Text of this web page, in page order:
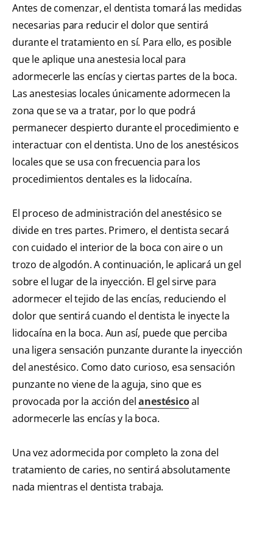
Antes de comenzar, el dentista tomará las medidas
necesarias para reducir el dolor que sentirá
durante el tratamiento en sí. Para ello, es posible
que le aplique una anestesia local para
adormecerle las encías y ciertas partes de la boca.
Las anestesias locales únicamente adormecen la
zona que se va a tratar, por lo que podrá
permanecer despierto durante el procedimiento e
interactuar con el dentista. Uno de los anestésicos
locales que se usa con frecuencia para los
procedimientos dentales es la lidocaína.
El proceso de administración del anestésico se
divide en tres partes. Primero, el dentista secará
con cuidado el interior de la boca con aire o un
trozo de algodón. A continuación, le aplicará un gel
sobre el lugar de la inyección. El gel sirve para
adormecer el tejido de las encías, reduciendo el
dolor que sentirá cuando el dentista le inyecte la
lidocaína en la boca. Aun así, puede que perciba
una ligera sensación punzante durante la inyección
del anestésico. Como dato curioso, esa sensación
punzante no viene de la aguja, sino que es
provocada por la acción delanestésicoal
adormecerle las encías y la boca.
Una vez adormecida por completo la zona del
tratamiento de caries, no sentirá absolutamente
nada mientras el dentista trabaja.